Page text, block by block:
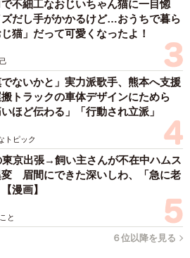
ように小さな魚だと、火葬炉の中
いのだろうか。
見られる小窓があります。そこか
減と風量を細かく調整します」
化してしまったり、逆に弱すぎる
しまったりするという。
できるそうなんですが、ホーム
おられるところは少ないですね」
、熟練の技が求められるそうだ。
不細工なおじいちゃん猫に一目惚
だし手がかかるけど…おうちで暮ら
猫」だって可愛くなったよ！
でないかと」実力派歌手、熊本へ支援
トラックの車体デザインにためら
ほど伝わる」「行動され立派」
トピック
東京出張→飼い主さんが不在中ハムス
変 眉間にできた深いしわ、「急に老
漫画】
と
６位以降を見る